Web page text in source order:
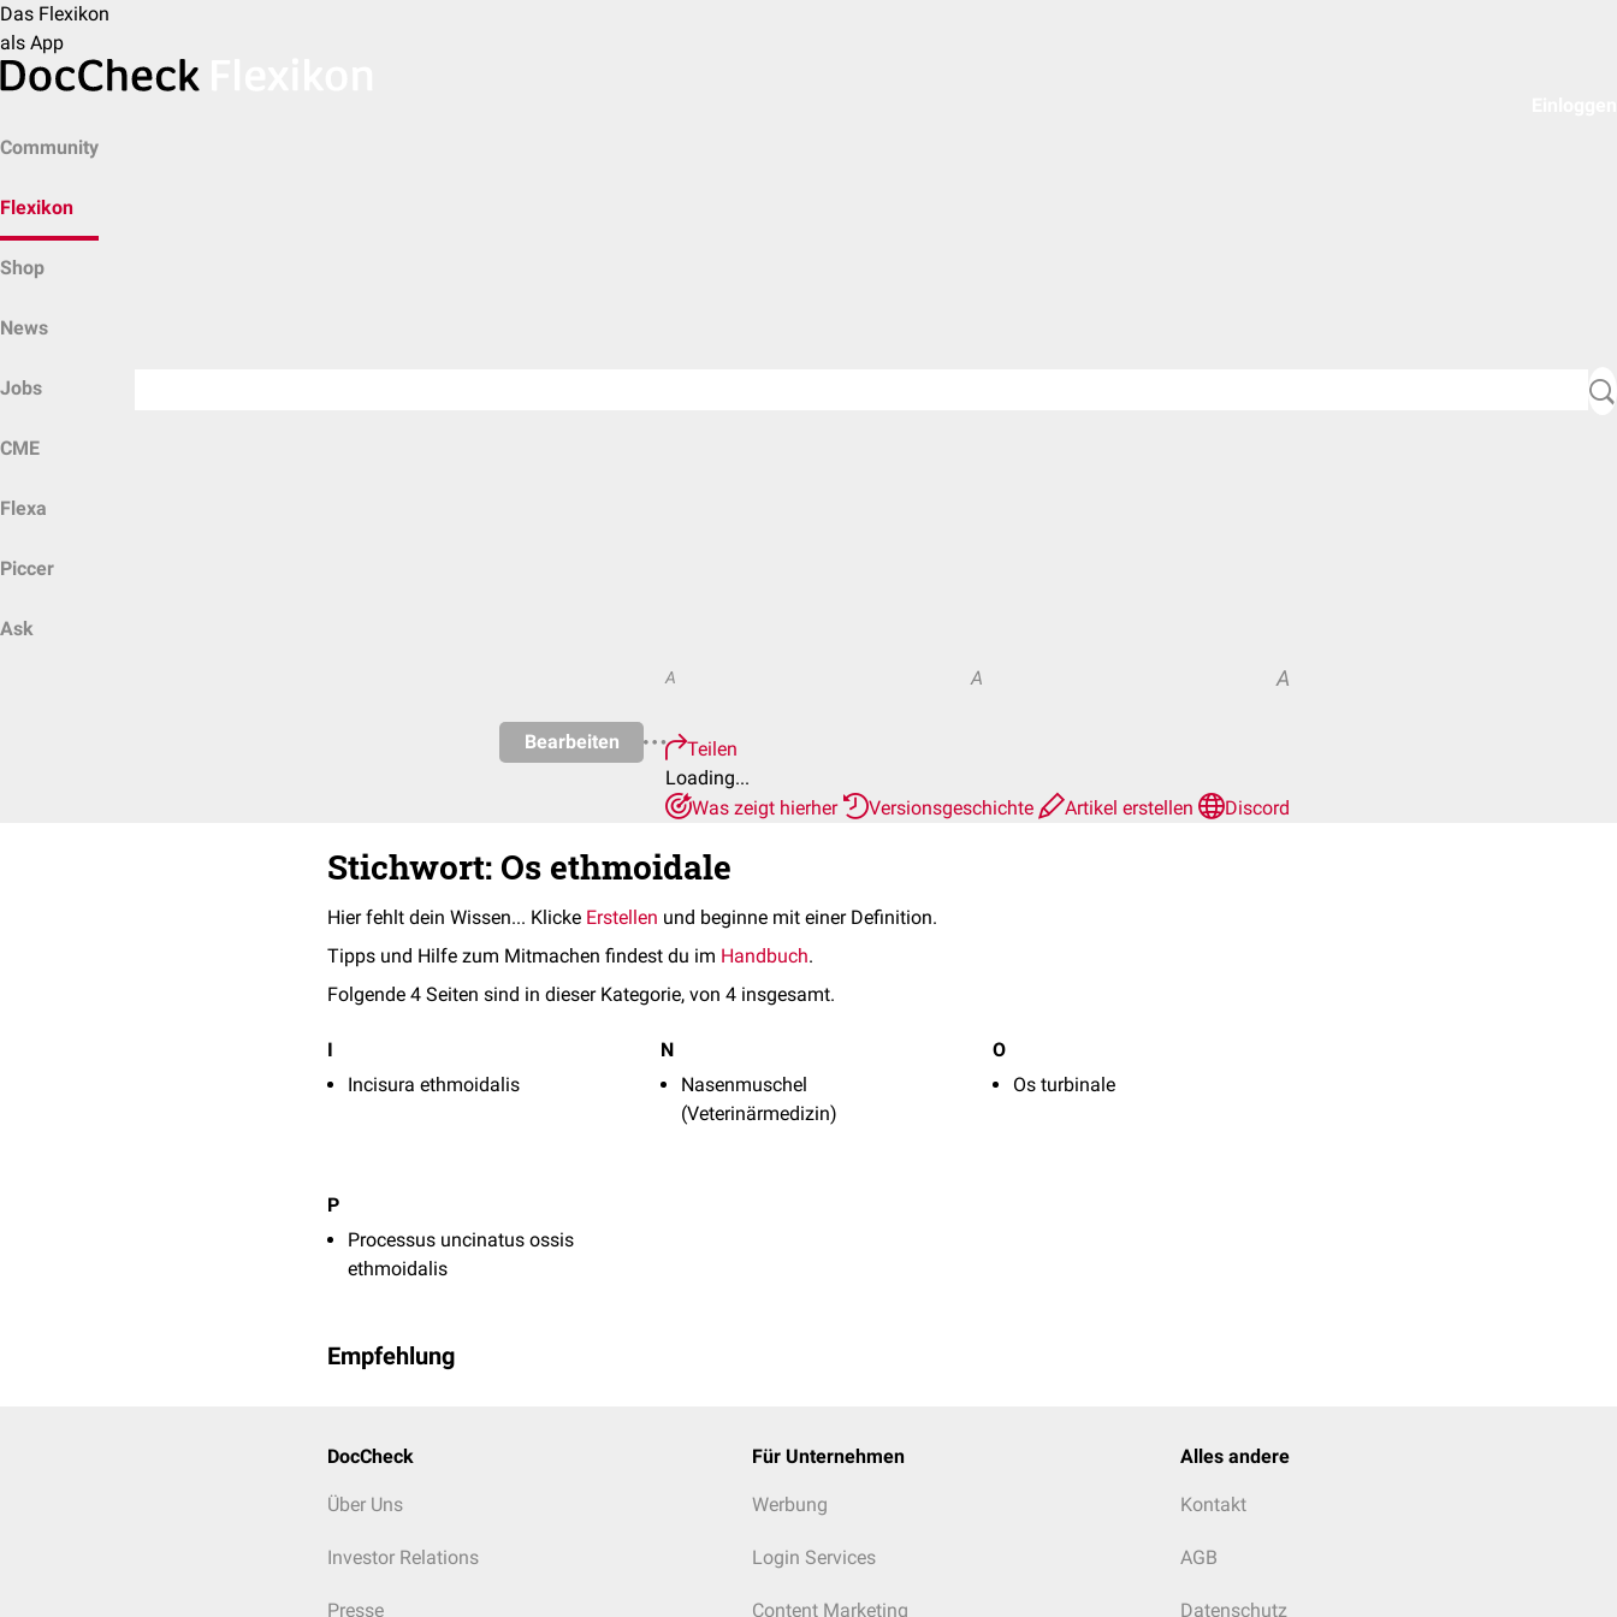
Das Flexikon
als App
Community
Flexikon
Shop
News
Jobs
CME
Flexa
Piccer
Ask
Bearbeiten
A A A
Teilen
Loading...
Was zeigt hierher
Versionsgeschichte Artikel erstellen Discord
Stichwort: Os ethmoidale
Hier fehlt dein Wissen... Klicke Erstellen und beginne mit einer Definition.
Tipps und Hilfe zum Mitmachen findest du im Handbuch.
Folgende 4 Seiten sind in dieser Kategorie, von 4 insgesamt.
I
Incisura ethmoidalis
N
Nasenmuschel
(Veterinärmedizin)
O
Os turbinale
P
Processus uncinatus ossis
ethmoidalis
Empfehlung
DocCheck
Über Uns
Investor Relations
Presse
Für Unternehmen
Werbung
Login Services
Content Marketing
Alles andere
Kontakt
AGB
Datenschutz